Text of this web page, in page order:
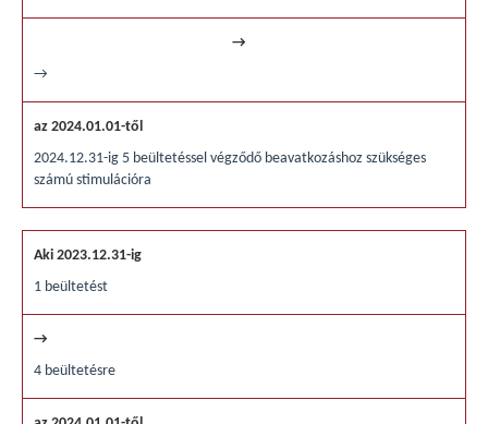
→
2024.12.31-ig 5 beültetéssel végződő beavatkozáshoz szükséges
számú stimulációra
1 beültetést
4 beültetésre